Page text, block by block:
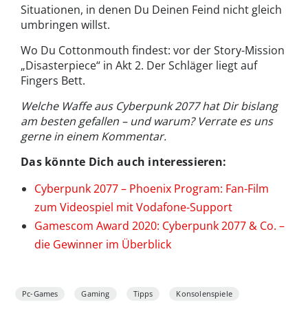
Situationen, in denen Du Deinen Feind nicht gleich
umbringen willst.
Wo Du Cottonmouth findest: vor der Story-Mission
„Disasterpiece“ in Akt 2. Der Schläger liegt auf
Fingers Bett.
Welche Waffe aus Cyberpunk 2077 hat Dir bislang
am besten gefallen – und warum? Verrate es uns
gerne in einem Kommentar.
Das könnte Dich auch interessieren:
Cyberpunk 2077 – Phoenix Program: Fan-Film
zum Videospiel mit Vodafone-Support
Gamescom Award 2020: Cyberpunk 2077 & Co. –
die Gewinner im Überblick
Pc-Games Gaming Tipps Konsolenspiele